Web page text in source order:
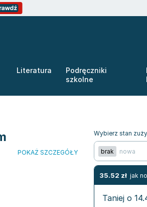
Literatura
Podręczniki
szkolne
POKAŻ SZCZEGÓŁY
Wybierz stan
brak nowa
35.52 zł jak
Taniej o